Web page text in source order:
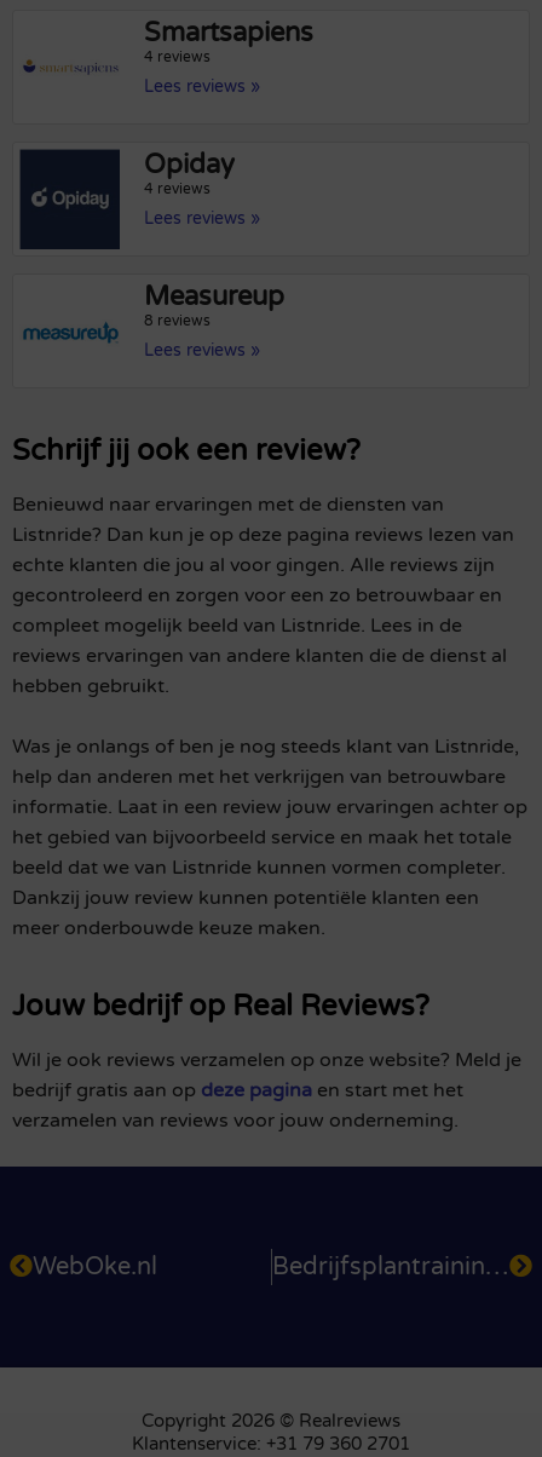
Smartsapiens
4 reviews
Lees reviews »
Opiday
4 reviews
Lees reviews »
Measureup
8 reviews
Lees reviews »
Schrijf jij ook een review?
Benieuwd naar ervaringen met de diensten van
Listnride? Dan kun je op deze pagina reviews lezen van
echte klanten die jou al voor gingen. Alle reviews zijn
gecontroleerd en zorgen voor een zo betrouwbaar en
compleet mogelijk beeld van Listnride. Lees in de
reviews ervaringen van andere klanten die de dienst al
hebben gebruikt.
Was je onlangs of ben je nog steeds klant van Listnride,
help dan anderen met het verkrijgen van betrouwbare
informatie. Laat in een review jouw ervaringen achter op
het gebied van bijvoorbeeld service en maak het totale
beeld dat we van Listnride kunnen vormen completer.
Dankzij jouw review kunnen potentiële klanten een
meer onderbouwde keuze maken.
Jouw bedrijf op Real Reviews?
Wil je ook reviews verzamelen op onze website? Meld je
bedrijf gratis aan op deze pagina en start met het
verzamelen van reviews voor jouw onderneming.
WebOke.nl Bedrijfsplantraining.nl
Copyright 2026 © Realreviews
Klantenservice: +31 79 360 2701